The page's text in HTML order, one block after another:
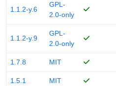
1.1.2-y.6
GPL-
2.0-only
1.1.2-y.9
GPL-
2.0-only
1.7.8 MIT
1.5.1 MIT